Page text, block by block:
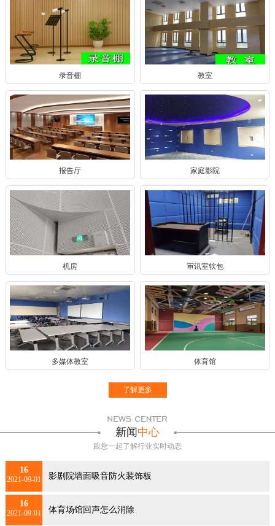
录音棚 教室
报告厅 家庭影院
机房 审讯室软包
多媒体教室 体育馆
了解更多
新闻 中心
跟您一起了解行业实时动态
16
2021-09-01 影剧院墙面吸音防火装饰板
16
2021-09-01 体育场馆回声怎么消除